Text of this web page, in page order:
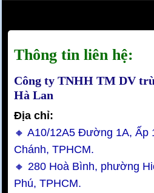
Thông tin liên hệ:
Công ty TNHH TM DV
Hà Lan
Địa chỉ:
🔸 A10/12A5 Đường 1A, Ấp
Chánh, TPHCM.
🔸 280 Hoà Bình, phường
Phú, TPHCM.